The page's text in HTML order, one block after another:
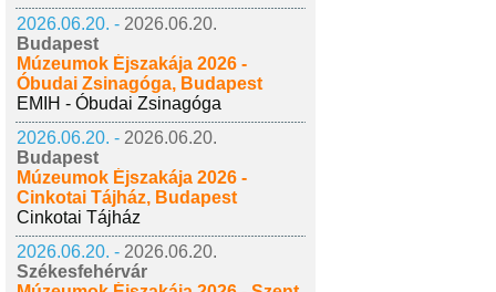
2026.06.20. - 2026.06.20.
Budapest
Múzeumok Éjszakája 2026 -
Óbudai Zsinagóga, Budapest
EMIH - Óbudai Zsinagóga
2026.06.20. - 2026.06.20.
Budapest
Múzeumok Éjszakája 2026 -
Cinkotai Tájház, Budapest
Cinkotai Tájház
2026.06.20. - 2026.06.20.
Székesfehérvár